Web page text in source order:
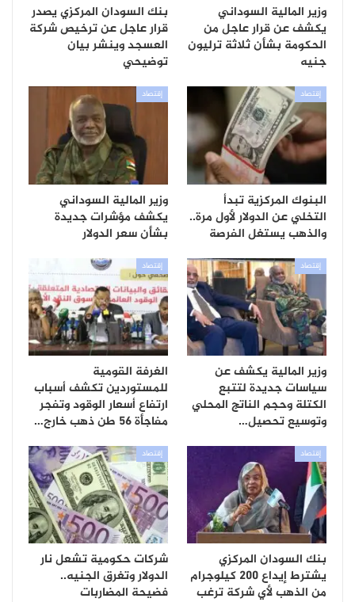
وزير المالية السوداني
يكشف عن قرار عاجل من
الحكومة بشأن ثلاثة ترليون
جنيه
بنك السودان المركزي يصدر
قرار عاجل عن ترخيص شركة
العسجد وينشر بيان
توضيحي
إقتصاد
البنوك المركزية تبدأ
التخلي عن الدولار لأول مرة..
والذهب يستغل الفرصة
إقتصاد
وزير المالية السوداني
يكشف مؤشرات جديدة
بشأن سعر الدولار
إقتصاد
وزير المالية يكشف عن
سياسات جديدة لتتبع
الكتلة وحجم الناتج المحلي
وتوسيع تحصيل…
إقتصاد
الغرفة القومية
للمستوردين تكشف أسباب
ارتفاع أسعار الوقود وتفجر
مفاجأة 56 طن ذهب خارج…
إقتصاد
بنك السودان المركزي
يشترط إيداع 200 كيلوجرام
من الذهب لأي شركة ترغب
إقتصاد
شركات حكومية تشعل نار
الدولار وتغرق الجنيه..
فضيحة المضاربات